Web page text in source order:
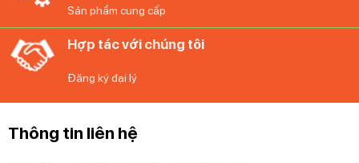
– Kích thước: gói: 27,7 x 27,7 x 24 cm
– Trọng lượng: 7,48 kg
—————————
Sản phẩm cung cấp
Hợp tác với chúng tôi
Đăng ký đại lý
Thông tin liên hệ